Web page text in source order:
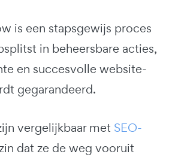
is een stapsgewijs proces
in beheersbare acties,
en succesvolle website-
gegarandeerd.
vergelijkbaar met SEO-
dat ze de weg vooruit